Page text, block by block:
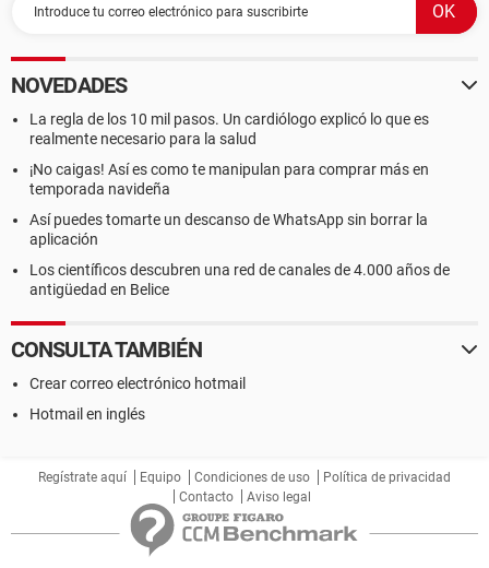
NOVEDADES
La regla de los 10 mil pasos. Un cardiólogo explicó lo que es
realmente necesario para la salud
¡No caigas! Así es como te manipulan para comprar más en
temporada navideña
Así puedes tomarte un descanso de WhatsApp sin borrar la
aplicación
Los científicos descubren una red de canales de 4.000 años de
antigüedad en Belice
CONSULTA TAMBIÉN
Crear correo electrónico hotmail
Hotmail en inglés
Regístrate aquí Equipo Condiciones de uso
Política de privacidad
Contacto
Aviso legal